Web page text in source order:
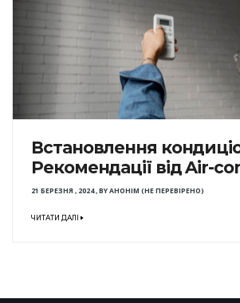
Встановлення
Рекомендації від Air-
21 БЕРЕЗНЯ , 2024,BYАНОНІМ (НЕ ПЕРЕВІРЕНО)
ЧИТАТИ ДАЛІ